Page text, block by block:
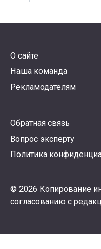
О сайте
Наша команда
Рекламодателям
Обратная связь
Вопрос эксперту
Политика
© 2026 Копирование
согласованию с